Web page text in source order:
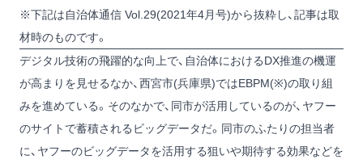
※下記は自治体通信 Vol.29(2021年4月号)から抜粋し、記事は取
材時のものです。
デジタル技術の飛躍的な向上で、自治体におけるDX推進の機運
が高まりを見せるなか、西宮市(兵庫県)ではEBPM(※)の取り組
みを進めている。そのなかで、同市が活用しているのが、ヤフー
のサイトで蓄積されるビッグデータだ。同市のふたりの担当者
に、ヤフーのビッグデータを活用する狙いや期待する効果などを